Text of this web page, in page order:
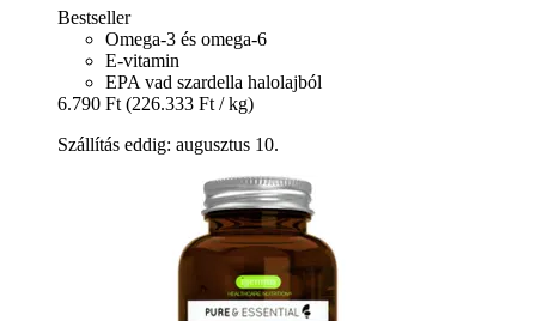
Bestseller
Omega-3 és omega-6
E-vitamin
EPA vad szardella halolajból
6.790 Ft (226.333 Ft / kg)
Szállítás eddig: augusztus 10.